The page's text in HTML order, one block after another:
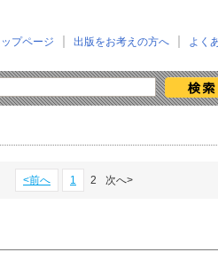
ップページ 出版をお考えの方へ よく
<前へ 1 2 次へ>